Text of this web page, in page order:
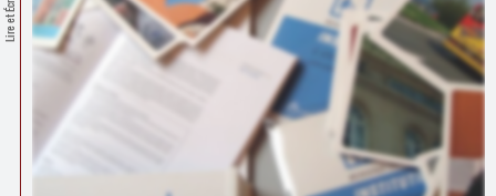
Comprendre et parler
Bienvenue en Belgique
Espace presse
Contacts
Trouver un lieu d’alphabétisation
Lire et Écrire